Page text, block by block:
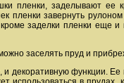
пленки, заделывают ее
завернуть
заделки пленки еще
заселять пруд и
декоративную функции.